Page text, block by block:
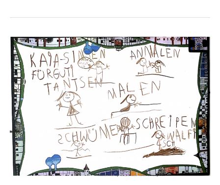
TAU04,
Ver-
rückter
Alltag
einer
Freilerner
Familie